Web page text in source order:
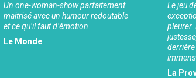
Un one-woman-show parfaitement
maitrisé avec un humour redoutable
et ce qu’il faut d’émotion.
Le Monde
Le jeu
pleurer.
La